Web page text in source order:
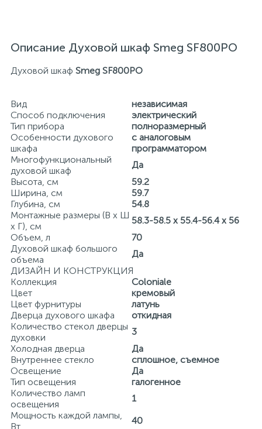
Описание Духовой шкаф Smeg SF800PO
Духовой шкаф Smeg SF800PO
Вид
независимая
Способ подключения
электрический
Тип прибора
полноразмерный
Особенности духового
шкафа
с аналоговым
программатором
Многофункциональный
духовой шкаф
Да
Высота, см
59.2
Ширина, см
59.7
Глубина, см
54.8
Монтажные размеры (В х Ш
х Г), см
58.3-58.5 х 55.4-56.4 х 56
Объем, л
70
Духовой шкаф большого
объема
Да
ДИЗАЙН И КОНСТРУКЦИЯ
Коллекция
Coloniale
Цвет
кремовый
Цвет фурнитуры
латунь
Дверца духового шкафа
откидная
Количество стекол дверцы
духовки
3
Холодная дверца
Да
Внутреннее стекло
сплошное, съемное
Освещение
Да
Тип освещения
галогенное
Количество ламп
освещения
1
Мощность каждой лампы,
Вт
40